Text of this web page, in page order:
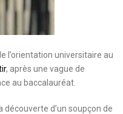
l’orientation universitaire au
, après une vague de
au baccalauréat.
d’un soupçon de